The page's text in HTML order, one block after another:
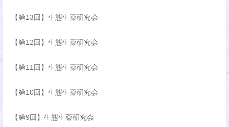
【第13回】生態生薬研究会
【第12回】生態生薬研究会
【第11回】生態生薬研究会
【第10回】生態生薬研究会
【第9回】生態生薬研究会